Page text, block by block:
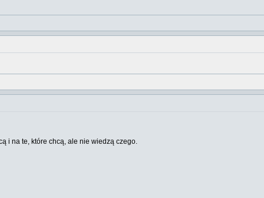
i na te, które chcą, ale nie wiedzą czego.